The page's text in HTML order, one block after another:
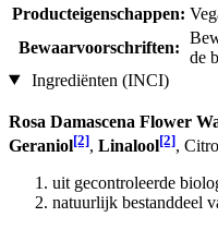
Producteigenschappen:
Bewaarvoorschriften:
de
Ingrediënten (INCI)
Rosa Damascena Flower
Geraniol[2], Linalool[2],
uit gecontroleerde
natuurlijk bestanddeel